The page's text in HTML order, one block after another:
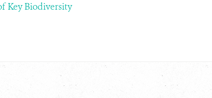
Key Biodiversity